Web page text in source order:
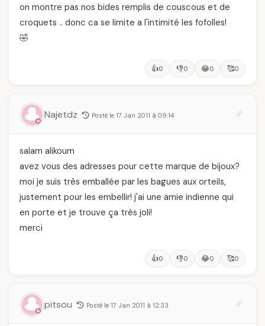
on montre pas nos bides remplis de couscous et de
croquets .. donc ca se limite a l'intimité les fofolles!
🤣
👍0 👎0 😂0 🥰0
Najetdz Posté le 17 Jan 2011 à 09:14
salam alikoum
avez vous des adresses pour cette marque de bijoux?
moi je suis très emballée par les bagues aux orteils,
justement pour les embellir! j'ai une amie indienne qui
en porte et je trouve ça très joli!
merci
👍0 👎0 😂0 🥰0
pitsou Posté le 17 Jan 2011 à 12:33